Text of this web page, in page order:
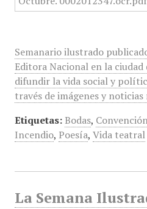
Semanario ilustrado
Editora Nacional en la ciudad
difundir la vida social y
través de imágenes y noticias
Etiquetas: Bodas,
Incendio, Poesía, Vida teatral
La Semana